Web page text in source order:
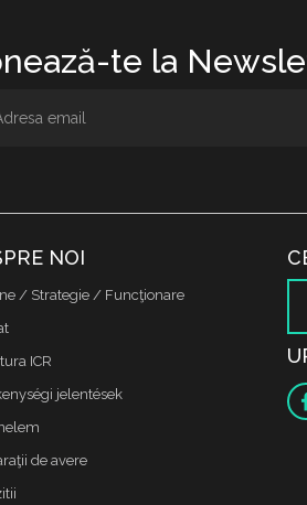
te la
NOI
/ Strategie / Funcţionare
ICR
jelentések
de avere